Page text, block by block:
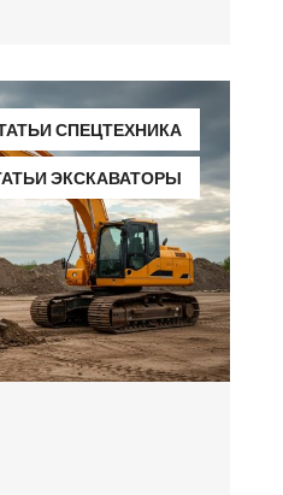
СПЕЦТЕХНИКА
ЭКСКАВАТОРЫ